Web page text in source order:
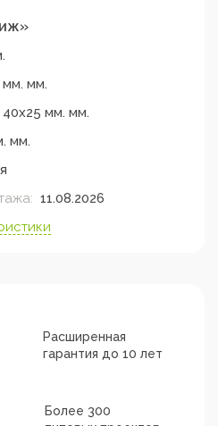
»
мм.
40х25 мм. мм.
мм.
11.08.2026
Расширенная
гарантия до 10 лет
Более 300